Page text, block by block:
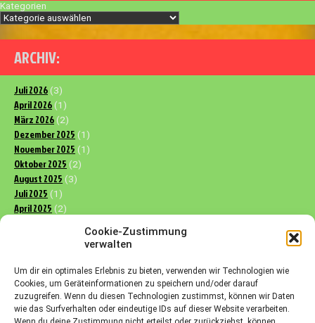
Cookie-Zustimmung
verwalten
Um dir ein optimales Erlebnis zu bieten, verwenden wir Technologien wie
Cookies, um Geräteinformationen zu speichern und/oder darauf
zuzugreifen. Wenn du diesen Technologien zustimmst, können wir Daten
wie das Surfverhalten oder eindeutige IDs auf dieser Website verarbeiten.
Kategorien
ARCHIV:
Juli 2026 (3)
April 2026 (1)
März 2026 (2)
Dezember 2025 (1)
November 2025 (1)
Oktober 2025 (2)
August 2025 (3)
Juli 2025 (1)
April 2025 (2)
(2)
Oktober 2024(3)
September 2024(4)
Juli 2024(1)
April 2024(1)